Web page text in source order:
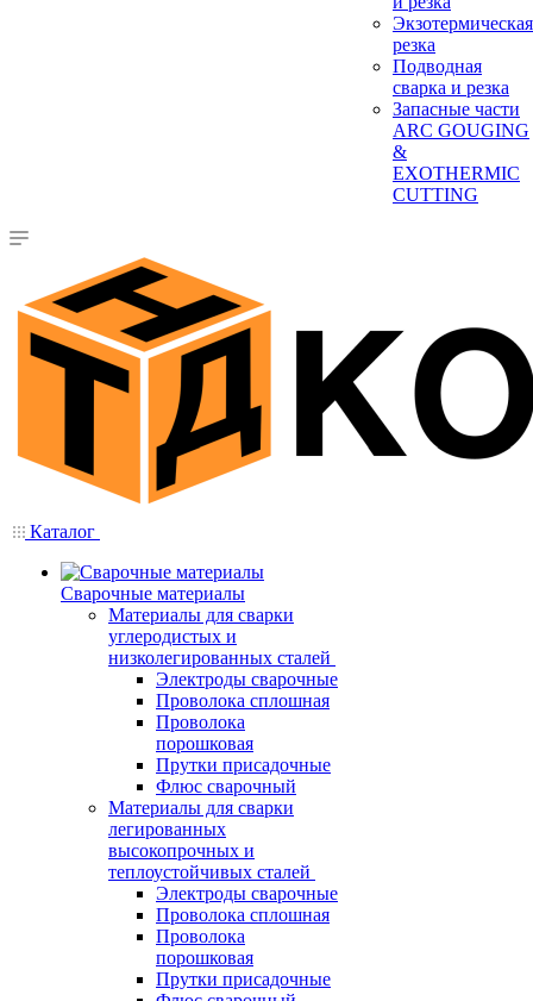
Экзотермическая
резка
Подводная
сварка и резка
Запасные части
ARC GOUGING
&
EXOTHERMIC
CUTTING
Каталог
Сварочные материалы
Материалы для сварки
углеродистых и
низколегированных сталей
Электроды сварочные
Проволока сплошная
Проволока
порошковая
Прутки присадочные
Флюс сварочный
Материалы для сварки
легированных
высокопрочных и
теплоустойчивых сталей
Электроды сварочные
Проволока сплошная
Проволока
порошковая
Прутки присадочные